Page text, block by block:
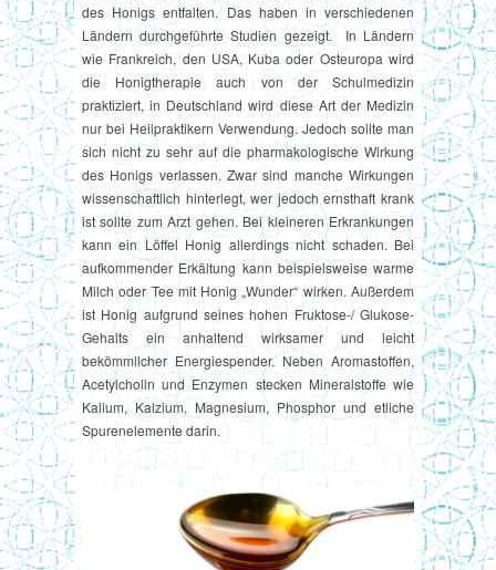
des Honigs entfalten. Das haben in verschiedenen
Ländern durchgeführte Studien gezeigt. In Ländern
wie Frankreich, den USA, Kuba oder Osteuropa wird
die Honigtherapie auch von der Schulmedizin
praktiziert, in Deutschland wird diese Art der Medizin
nur bei Heilpraktikern Verwendung. Jedoch sollte man
sich nicht zu sehr auf die pharmakologische Wirkung
des Honigs verlassen. Zwar sind manche Wirkungen
wissenschaftlich hinterlegt, wer jedoch ernsthaft krank
ist sollte zum Arzt gehen. Bei kleineren Erkrankungen
kann ein Löffel Honig allerdings nicht schaden. Bei
aufkommender Erkältung kann beispielsweise warme
Milch oder Tee mit Honig „Wunder“ wirken. Außerdem
ist Honig aufgrund seines hohen Fruktose-/ Glukose-
Gehalts ein anhaltend wirksamer und leicht
bekömmlicher Energiespender. Neben Aromastoffen,
Acetylcholin und Enzymen stecken Mineralstoffe wie
Kalium, Kalzium, Magnesium, Phosphor und etliche
Spurenelemente darin.